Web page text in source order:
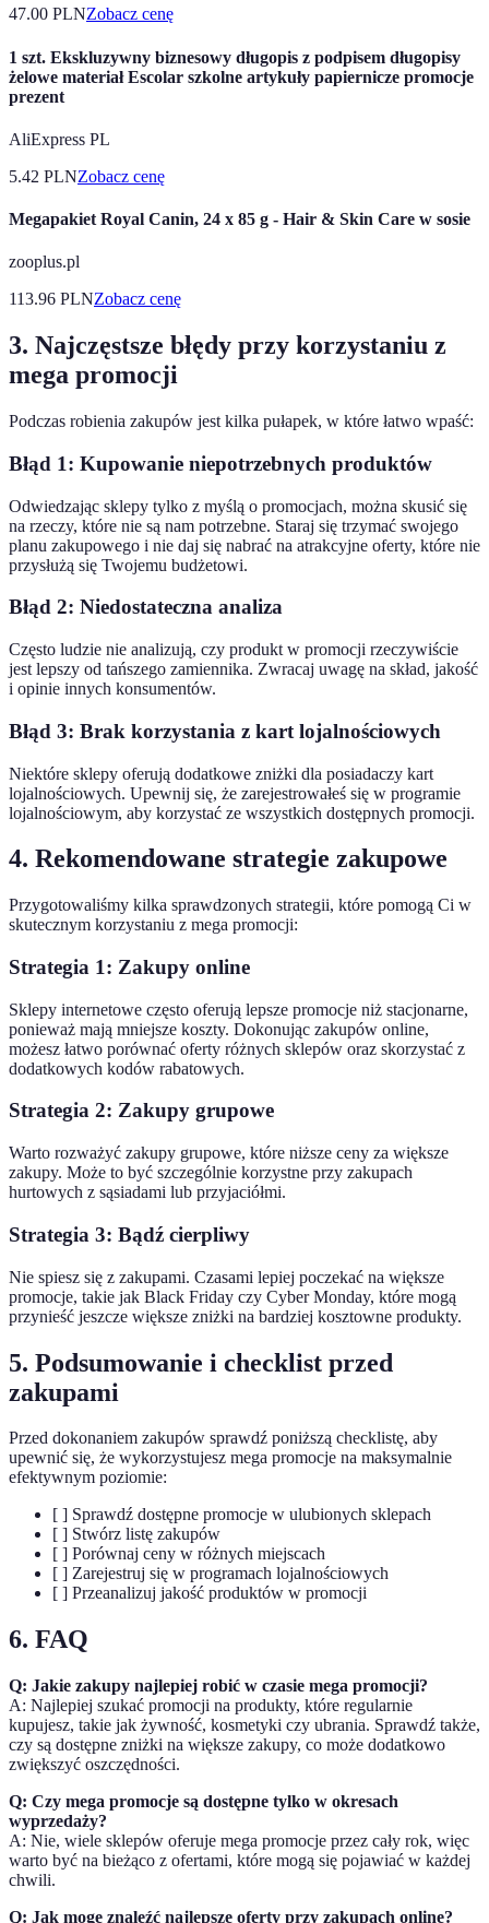
47.00 PLNZobacz cenę
1 szt. Ekskluzywny biznesowy długopis z podpisem długopisy
żelowe materiał Escolar szkolne artykuły papiernicze promocje
prezent
AliExpress PL
5.42 PLNZobacz cenę
Megapakiet Royal Canin, 24 x 85 g - Hair & Skin Care w sosie
zooplus.pl
113.96 PLNZobacz cenę
3. Najczęstsze błędy przy korzystaniu z
mega promocji
Podczas robienia zakupów jest kilka pułapek, w które łatwo wpaść:
Błąd 1: Kupowanie niepotrzebnych produktów
Odwiedzając sklepy tylko z myślą o promocjach, można skusić się
na rzeczy, które nie są nam potrzebne. Staraj się trzymać swojego
planu zakupowego i nie daj się nabrać na atrakcyjne oferty, które nie
przysłużą się Twojemu budżetowi.
Błąd 2: Niedostateczna analiza
Często ludzie nie analizują, czy produkt w promocji rzeczywiście
jest lepszy od tańszego zamiennika. Zwracaj uwagę na skład, jakość
i opinie innych konsumentów.
Błąd 3: Brak korzystania z kart lojalnościowych
Niektóre sklepy oferują dodatkowe zniżki dla posiadaczy kart
lojalnościowych. Upewnij się, że zarejestrowałeś się w programie
lojalnościowym, aby korzystać ze wszystkich dostępnych promocji.
4. Rekomendowane strategie zakupowe
Przygotowaliśmy kilka sprawdzonych strategii, które pomogą Ci w
skutecznym korzystaniu z mega promocji:
Strategia 1: Zakupy online
Sklepy internetowe często oferują lepsze promocje niż stacjonarne,
ponieważ mają mniejsze koszty. Dokonując zakupów online,
możesz łatwo porównać oferty różnych sklepów oraz skorzystać z
dodatkowych kodów rabatowych.
Strategia 2: Zakupy grupowe
Warto rozważyć zakupy grupowe, które niższe ceny za większe
zakupy. Może to być szczególnie korzystne przy zakupach
hurtowych z sąsiadami lub przyjaciółmi.
Strategia 3: Bądź cierpliwy
Nie spiesz się z zakupami. Czasami lepiej poczekać na większe
promocje, takie jak Black Friday czy Cyber Monday, które mogą
przynieść jeszcze większe zniżki na bardziej kosztowne produkty.
5. Podsumowanie i checklist przed
zakupami
Przed dokonaniem zakupów sprawdź poniższą checklistę, aby
upewnić się, że wykorzystujesz mega promocje na maksymalnie
efektywnym poziomie:
[ ] Sprawdź dostępne promocje w ulubionych sklepach
[ ] Stwórz listę zakupów
[ ] Porównaj ceny w różnych miejscach
[ ] Zarejestruj się w programach lojalnościowych
[ ] Przeanalizuj jakość produktów w promocji
6. FAQ
Q: Jakie zakupy najlepiej robić w czasie mega promocji?
A: Najlepiej szukać promocji na produkty, które regularnie
kupujesz, takie jak żywność, kosmetyki czy ubrania. Sprawdź także,
czy są dostępne zniżki na większe zakupy, co może dodatkowo
zwiększyć oszczędności.
Q: Czy mega promocje są dostępne tylko w okresach
wyprzedaży?
A: Nie, wiele sklepów oferuje mega promocje przez cały rok, więc
warto być na bieżąco z ofertami, które mogą się pojawiać w każdej
chwili.
Q: Jak mogę znaleźć najlepsze oferty przy zakupach online?